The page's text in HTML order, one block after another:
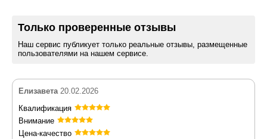
Только проверенные отзывы
Наш сервис публикует только реальные отзывы, размещенные
пользователями на нашем сервисе.
Елизавета 20.02.2026
Квалификация
Внимание
Цена-качество